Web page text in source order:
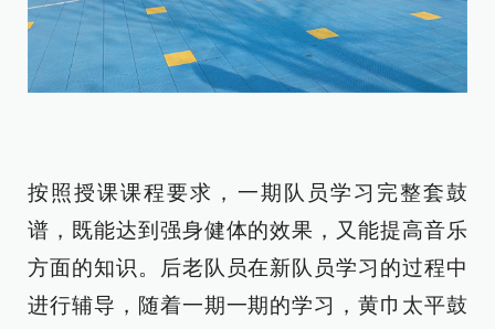
按照授课课程要求，一期队员学习完整套鼓
谱，既能达到强身健体的效果，又能提高音乐
方面的知识。后老队员在新队员学习的过程中
进行辅导，随着一期一期的学习，黄巾太平鼓